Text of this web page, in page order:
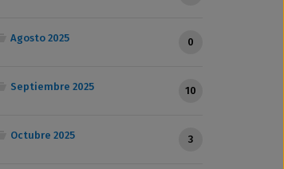
Agosto 2025 0
Septiembre 2025 10
Octubre 2025 3